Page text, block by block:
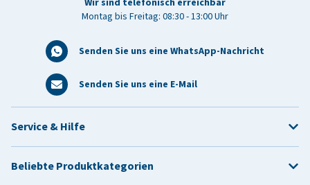
Montag bis Freitag: 08:30 - 13:00 Uhr
Senden Sie uns eine WhatsApp-Nachricht
Senden Sie uns eine E-Mail
Service & Hilfe
Beliebte Produktkategorien